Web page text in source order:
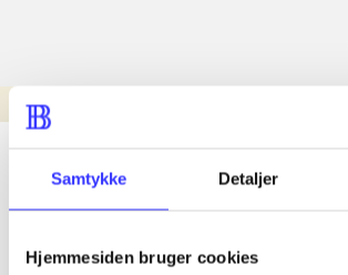
Samtykke Detaljer
Hjemmesiden bruger cookies
Nyhed
lorem ipsum dolor sit amet ...